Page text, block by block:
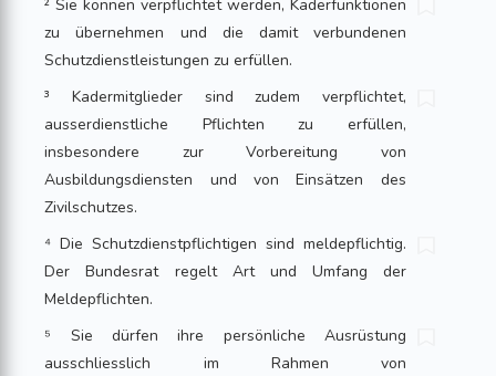
² Sie können verpflichtet werden, Kaderfunktionen
zu übernehmen und die damit verbundenen
Schutzdienstleistungen zu erfüllen.
³ Kadermitglieder sind zudem verpflichtet,
ausserdienstliche Pflichten zu erfüllen,
insbesondere zur Vorbereitung von
Ausbildungsdiensten und von Einsätzen des
Zivilschutzes.
⁴ Die Schutzdienstpflichtigen sind meldepflichtig.
Der Bundesrat regelt Art und Umfang der
Meldepflichten.
⁵ Sie dürfen ihre persönliche Ausrüstung
ausschliesslich im Rahmen von